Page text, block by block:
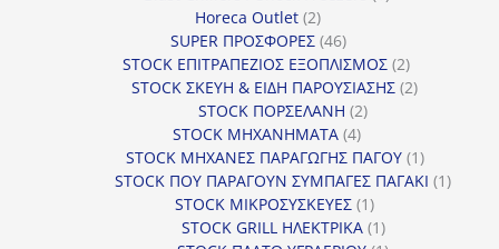
Horeca Outlet 22
προϊόντα
SUPER ΠΡΟΣΦΟΡΕΣ 4646
προϊόντα
STOCK ΕΠΙΤΡΑΠΕΖΙΟΣ ΕΞΟΠΛΙΣΜΟΣ 22
προϊόντα
STOCK ΣΚΕΥΗ & ΕΙΔΗ ΠΑΡΟΥΣΙΑΣΗΣ 22
STOCK ΠΟΡΣΕΛΑΝΗ 22
STOCK ΜΗΧΑΝΗΜΑΤΑ 44
προϊόντα
STOCK ΜΗΧΑΝΕΣ ΠΑΡΑΓΩΓΗΣ ΠΑΓΟΥ 11
προϊόν
STOCK ΠΟΥ ΠΑΡΑΓΟΥΝ ΣΥΜΠΑΓΕΣ ΠΑΓΑΚΙ 11
STOCK ΜΙΚΡΟΣΥΣΚΕΥΕΣ 11
προϊόν
STOCK GRILL ΗΛΕΚΤΡΙΚΑ 11